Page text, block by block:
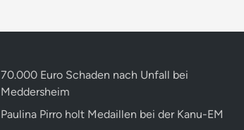
70.000 Euro Schaden nach Unfall bei
Meddersheim
Paulina Pirro holt Medaillen bei der Kanu-EM